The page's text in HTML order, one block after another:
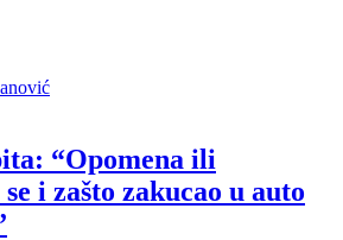
“Opomena ili
i zašto zakucao u auto